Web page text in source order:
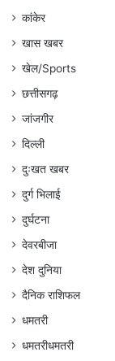
कांकेर
खास खबर
खेल/Sports
छत्तीसगढ़
जांजगीर
दिल्ली
दुःखत खबर
दुर्ग भिलाई
दुर्घटना
देवरबीजा
देश दुनिया
दैनिक राशिफल
धमतरी
धमतरीधमतरी